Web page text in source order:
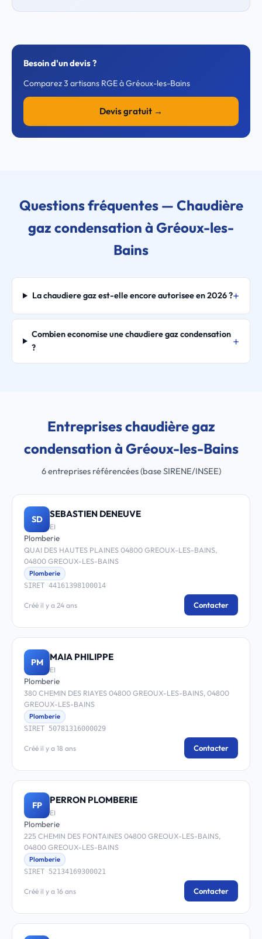
Besoin d'un devis ?
Comparez 3 artisans RGE à Gréoux-les-Bains
Devis gratuit →
Questions fréquentes — Chaudière
gaz condensation à Gréoux-les-
Bains
La chaudiere gaz est-elle encore autorisee en 2026 ?
Combien economise une chaudiere gaz condensation
?
Entreprises chaudière gaz
condensation à Gréoux-les-Bains
6 entreprises référencées (base SIRENE/INSEE)
SD SEBASTIEN DENEUVE
EI
Plomberie
QUAI DES HAUTES PLAINES 04800 GREOUX-LES-BAINS,
04800 GREOUX-LES-BAINS
Plomberie
SIRET 44161398100014
Créé il y a 24 ans Contacter
PM MAIA PHILIPPE
EI
Plomberie
380 CHEMIN DES RIAYES 04800 GREOUX-LES-BAINS, 04800
GREOUX-LES-BAINS
Plomberie
SIRET 50781316000029
Créé il y a 18 ans Contacter
FP PERRON PLOMBERIE
EI
Plomberie
225 CHEMIN DES FONTAINES 04800 GREOUX-LES-BAINS,
04800 GREOUX-LES-BAINS
Plomberie
SIRET 52134169300021
Créé il y a 16 ans Contacter